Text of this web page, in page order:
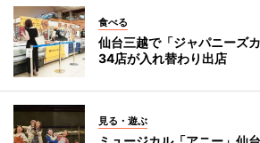
食べる
仙台三越で「ジャパニーズ
34店が入れ替わり出店
見る・遊ぶ